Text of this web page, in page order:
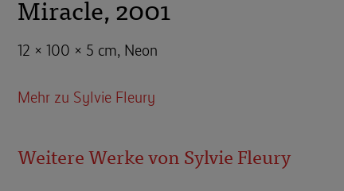
Miracle, 2001
12 × 100 × 5 cm, Neon
Mehr zu Sylvie Fleury
Weitere Werke von Sylvie Fleury